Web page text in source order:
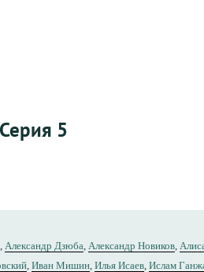
5
, Александр Дзюба, Александр Новиков,
, Иван Мишин, Илья Исаев, Ислам